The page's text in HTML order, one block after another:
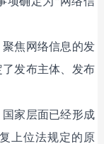
焦网络信息的发
发布主体、发布
家层面已经形成
上位法规定的原